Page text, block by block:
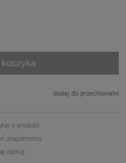
koszyka
dodaj do przechowalni
o produkt
znajomemu
opinię